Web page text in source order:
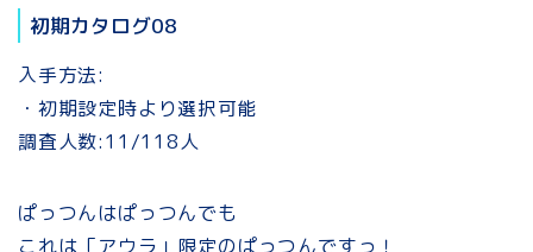
初期カタログ08
入手方法:
・初期設定時より選択可能
調査人数:11/118人
ぱっつんはぱっつんでも
これは 「アウラ」限定のぱっつんですっ！